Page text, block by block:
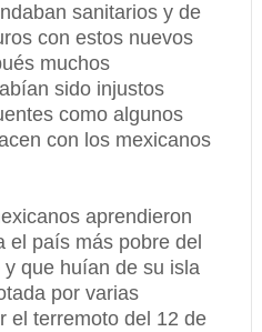
sanitarios y de
con estos nuevos
muchos
sido injustos
como algunos
con los mexicanos
aprendieron
el país más pobre del
que huían de su isla
por varias
el terremoto del 12 de